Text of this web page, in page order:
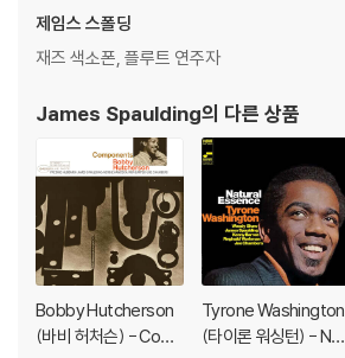
제임스 스폴딩
재즈 색소폰, 플루트 연주자
James Spaulding의 다른 상품
Bobby Hutcherson
(바비 허처슨) - Com
Tyrone Washington
(타이론 워싱턴) - Nat